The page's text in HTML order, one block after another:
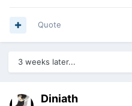
Quote
3 weeks later...
Diniath